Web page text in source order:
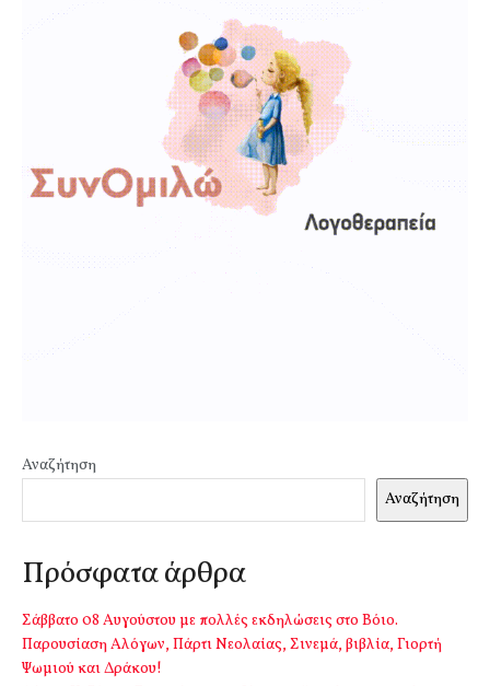
Αναζήτηση
Αναζήτηση
Πρόσφατα άρθρα
Σάββατο 08 Αυγούστου με πολλές εκδηλώσεις στο Βόιο.
Παρουσίαση Αλόγων, Πάρτι Νεολαίας, Σινεμά, βιβλία, Γιορτή
Ψωμιού και Δράκου!